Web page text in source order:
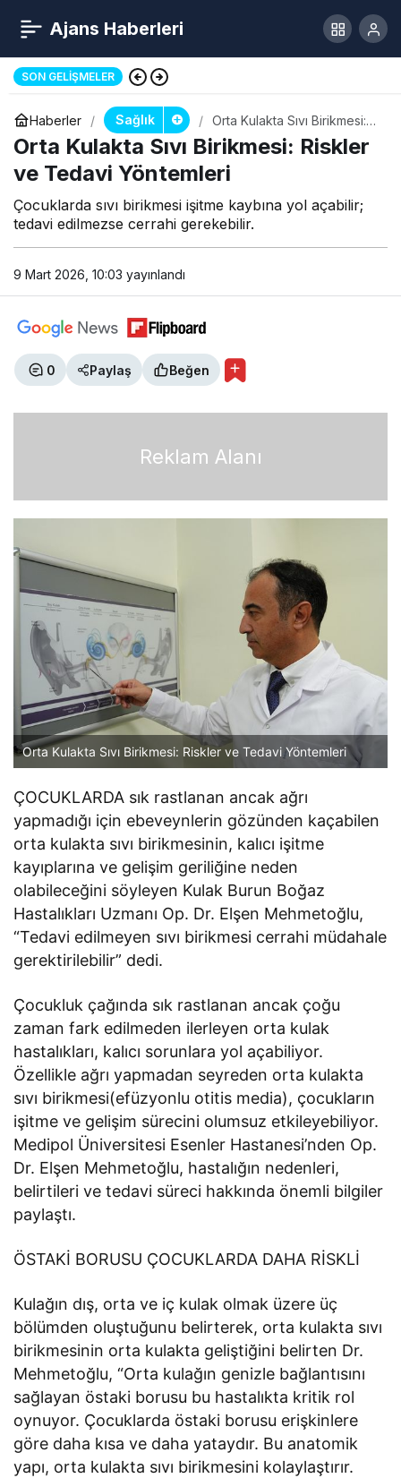
Ajans Haberleri
SON GELIŞMELER
Haberler Sağlık
Orta Kulakta Sıvı Birikmesi:
Riskler ve Tedavi
Yöntemleri
Orta Kulakta Sıvı Birikmesi: Riskler
ve Tedavi Yöntemleri
Çocuklarda sıvı birikmesi işitme kaybına yol açabilir;
tedavi edilmezse cerrahi gerekebilir.
9 Mart 2026, 10:03 yayınlandı
0 Paylaş Beğen
Reklam Alanı
Orta Kulakta Sıvı Birikmesi: Riskler ve Tedavi Yöntemleri
ÇOCUKLARDA sık rastlanan ancak ağrı
yapmadığı için ebeveynlerin gözünden kaçabilen
orta kulakta sıvı birikmesinin, kalıcı işitme
kayıplarına ve gelişim geriliğine neden
olabileceğini söyleyen Kulak Burun Boğaz
Hastalıkları Uzmanı Op. Dr. Elşen Mehmetoğlu,
“Tedavi edilmeyen sıvı birikmesi cerrahi müdahale
gerektirilebilir” dedi.
Çocukluk çağında sık rastlanan ancak çoğu
zaman fark edilmeden ilerleyen orta kulak
hastalıkları, kalıcı sorunlara yol açabiliyor.
Özellikle ağrı yapmadan seyreden orta kulakta
sıvı birikmesi(efüzyonlu otitis media), çocukların
işitme ve gelişim sürecini olumsuz etkileyebiliyor.
Medipol Üniversitesi Esenler Hastanesi’nden Op.
Dr. Elşen Mehmetoğlu, hastalığın nedenleri,
belirtileri ve tedavi süreci hakkında önemli bilgiler
paylaştı.
ÖSTAKİ BORUSU ÇOCUKLARDA DAHA RİSKLİ
Kulağın dış, orta ve iç kulak olmak üzere üç
bölümden oluştuğunu belirterek, orta kulakta sıvı
birikmesinin orta kulakta geliştiğini belirten Dr.
Mehmetoğlu, “Orta kulağın genizle bağlantısını
sağlayan östaki borusu bu hastalıkta kritik rol
oynuyor. Çocuklarda östaki borusu erişkinlere
göre daha kısa ve daha yataydır. Bu anatomik
yapı, orta kulakta sıvı birikmesini kolaylaştırır.